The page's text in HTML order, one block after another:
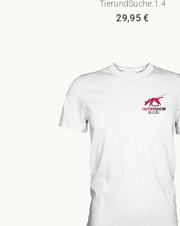
TierundSuche.1.4
29,95€